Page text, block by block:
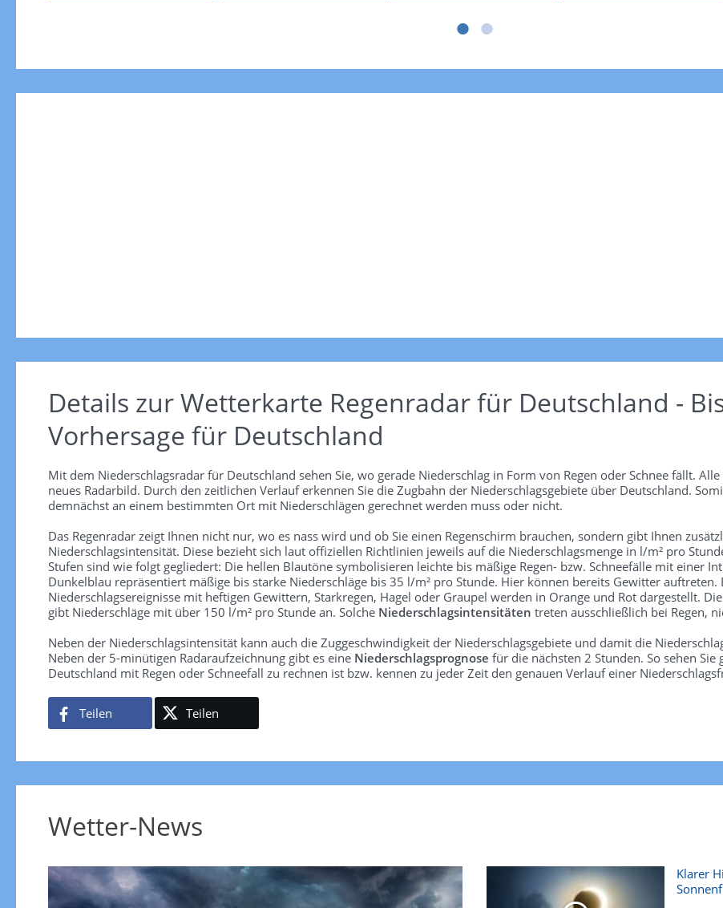
Details zur Wetterkarte Regenradar für Deutschland -
Vorhersage für Deutschland
Mit dem Niederschlagsradar für Deutschland sehen Sie, wo gerade Niederschlag in Form von Regen oder Schnee fällt.
neues Radarbild. Durch den zeitlichen Verlauf erkennen Sie die Zugbahn der Niederschlagsgebiete über Deutschland.
demnächst an einem bestimmten Ort mit Niederschlägen gerechnet werden muss oder nicht.
Das Regenradar zeigt Ihnen nicht nur, wo es nass wird und ob Sie einen Regenschirm brauchen, sondern gibt Ihnen
Niederschlagsintensität. Diese bezieht sich laut offiziellen Richtlinien jeweils auf die Niederschlagsmenge in l/m² pro
Stufen sind wie folgt gegliedert: Die hellen Blautöne symbolisieren leichte bis mäßige Regen- bzw. Schneefälle mit einer
Dunkelblau repräsentiert mäßige bis starke Niederschläge bis 35 l/m² pro Stunde. Hier können bereits Gewitter
Niederschlagsereignisse mit heftigen Gewittern, Starkregen, Hagel oder Graupel werden in Orange und Rot dargestellt.
gibt Niederschläge mit über 150 l/m² pro Stunde an. Solche Niederschlagsintensitäten treten ausschließlich bei Regen,
Neben der Niederschlagsintensität kann auch die Zuggeschwindigkeit der Niederschlagsgebiete und damit die
Neben der 5-minütigen Radaraufzeichnung gibt es eine Niederschlagsprognose für die nächsten 2 Stunden. So sehen
Deutschland mit Regen oder Schneefall zu rechnen ist bzw. kennen zu jeder Zeit den genauen Verlauf einer
Teilen Teilen
Wetter-News
Klarer